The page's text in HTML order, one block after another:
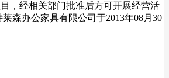
，经相关部门批准后方可开展经营活
森办公家具有限公司于2013年08月30